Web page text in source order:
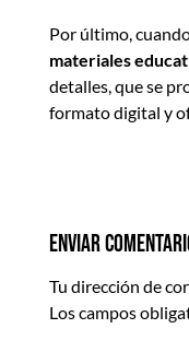
Por último,
materiales
detalles, que se
formato digital y
Enviar
Tu dirección de
Los campos